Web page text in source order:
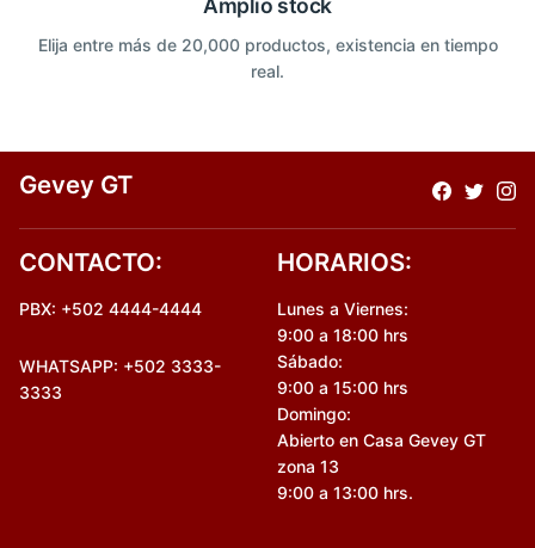
Elija entre más de 20,000 productos, existencia en tiempo
real.
Gevey GT
CONTACTO:
PBX: +502 4444-4444
WHATSAPP: +502 3333-
3333
HORARIOS:
Lunes a Viernes:
9:00 a 18:00 hrs
Sábado:
9:00 a 15:00 hrs
Domingo:
Abierto en Casa Gevey GT
zona 13
9:00 a 13:00 hrs.